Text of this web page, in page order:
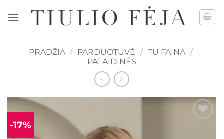
PRADŽIA / PARDUOTUVĖ / TU FAINA /
PALAIDINĖS
-17%